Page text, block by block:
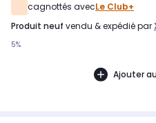
cagnottés avecLe Club+
produit neuf vendu & expédié par
5%
Ajouter